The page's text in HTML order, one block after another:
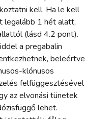
kell. Ha le kell
legalább 1 hét alatt,
(lásd 4.2 pont).
a pregabalin
beleértve
klónusos
felfüggesztésével
az elvonási tünetek
lehet.